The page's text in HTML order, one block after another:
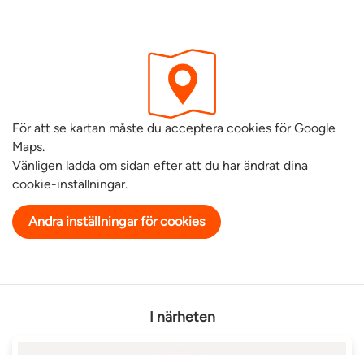
För att se kartan måste du acceptera cookies för Google
Maps.
Vänligen ladda om sidan efter att du har ändrat dina
cookie-inställningar.
Andra inställningar för cookies
I närheten